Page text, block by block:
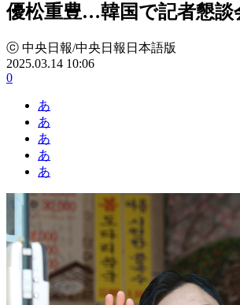
優松重豊…韓国で記者懇談
ⓒ 中央日報/中央日報日本語版
2025.03.14 10:06
0
あ
あ
あ
あ
あ